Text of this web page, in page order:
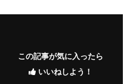
この記事が気に入ったら
いいねしよう！